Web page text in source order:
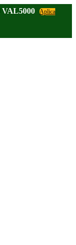
VAL5000
Aplica